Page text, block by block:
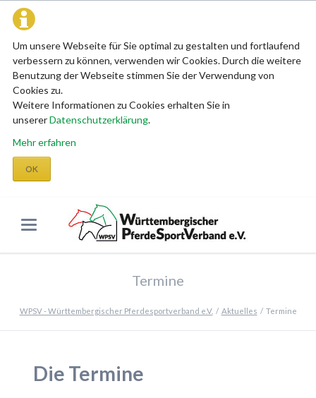
Um unsere Webseite für Sie optimal zu gestalten und fortlaufend
verbessern zu können, verwenden wir Cookies. Durch die weitere
Benutzung der Webseite stimmen Sie der Verwendung von
Cookies zu.
Weitere Informationen zu Cookies erhalten Sie in
unsererDatenschutzerklärung.
Mehr erfahren
OK
Termine
WPSV - Württembergischer Pferdesportverband e.V. Aktuelles Termine
Die Termine